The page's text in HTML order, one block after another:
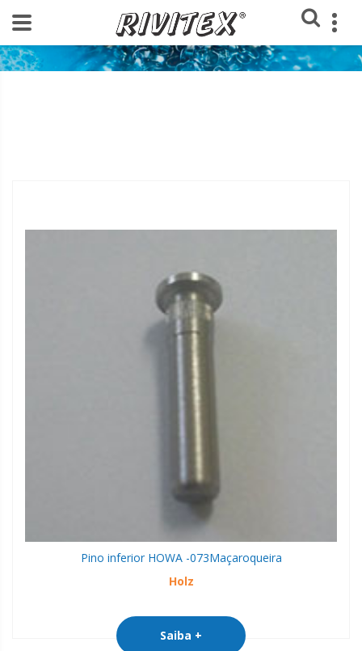
Home Loja Rivitex
Pino inferior HOWA -073Maçaroqueira
Holz
Saiba +